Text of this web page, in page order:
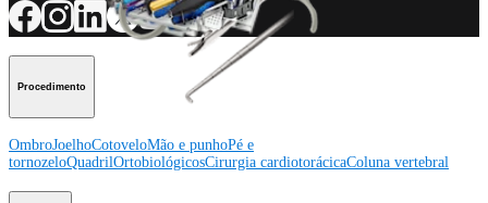
Procedimento
OmbroJoelhoCotoveloMão e punhoPé e
tornozeloQuadrilOrtobiológicosCirurgia cardiotorácicaColuna vertebral